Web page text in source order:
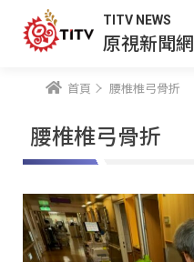
TITV NEWS
原視新聞網
首頁 腰椎椎弓骨折
腰椎椎弓骨折